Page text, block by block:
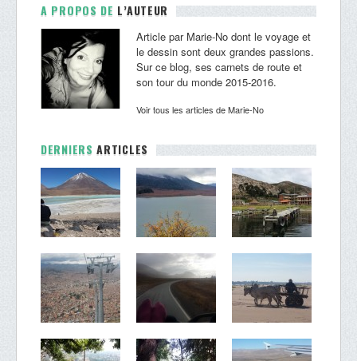
A PROPOS DE L’AUTEUR
Article par Marie-No dont le voyage et
le dessin sont deux grandes passions.
Sur ce blog, ses carnets de route et
son tour du monde 2015-2016.
Voir tous les articles de Marie-No
DERNIERSARTICLES